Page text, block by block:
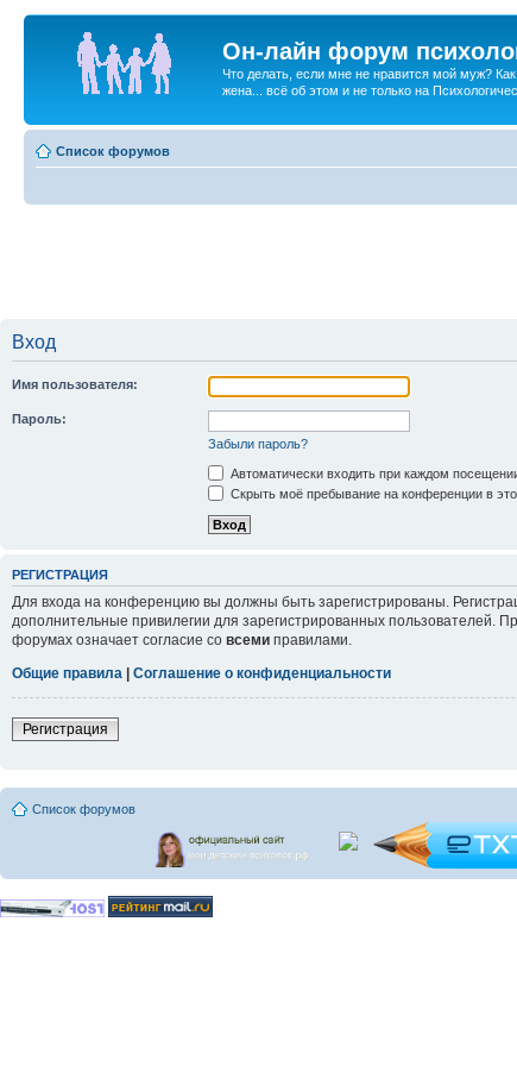
Он-лайн форум
Что делать, если мне не нравится мой муж?
жена... всё об этом и не только на
Список форумов
Вход
Имя пользователя:
Пароль:
Забыли пароль?
Автоматически входить при каждом
Скрыть моё пребывание на конференции в
РЕГИСТРАЦИЯ
Для входа на конференцию вы должны быть зарегистрированы.
дополнительные привилегии для зарегистрированных пользователей.
форумах означает согласие со всеми правилами.
Общие правила
Соглашение о конфиденциальности
Регистрация
Список форумов